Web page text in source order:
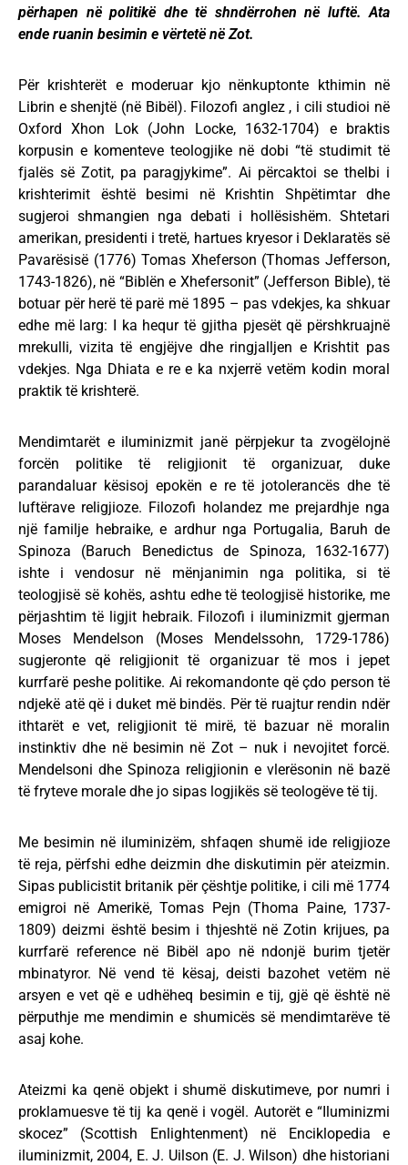
përhapen në politikë dhe të shndërrohen në luftë. Ata
ende ruanin besimin e vërtetë në Zot.
Për krishterët e moderuar kjo nënkuptonte kthimin në
Librin e shenjtë (në Bibël). Filozofi anglez , i cili studioi në
Oxford Xhon Lok (John Locke, 1632-1704) e braktis
korpusin e komenteve teologjike në dobi “të studimit të
fjalës së Zotit, pa paragjykime”. Ai përcaktoi se thelbi i
krishterimit është besimi në Krishtin Shpëtimtar dhe
sugjeroi shmangien nga debati i hollësishëm. Shtetari
amerikan, presidenti i tretë, hartues kryesor i Deklaratës së
Pavarësisë (1776) Tomas Xheferson (Thomas Jefferson,
1743-1826), në “Biblën e Xhefersonit” (Jefferson Bible), të
botuar për herë të parë më 1895 – pas vdekjes, ka shkuar
edhe më larg: I ka hequr të gjitha pjesët që përshkruajnë
mrekulli, vizita të engjëjve dhe ringjalljen e Krishtit pas
vdekjes. Nga Dhiata e re e ka nxjerrë vetëm kodin moral
praktik të krishterë.
Mendimtarët e iluminizmit janë përpjekur ta zvogëlojnë
forcën politike të religjionit të organizuar, duke
parandaluar kësisoj epokën e re të jotolerancës dhe të
luftërave religjioze. Filozofi holandez me prejardhje nga
një familje hebraike, e ardhur nga Portugalia, Baruh de
Spinoza (Baruch Benedictus de Spinoza, 1632-1677)
ishte i vendosur në mënjanimin nga politika, si të
teologjisë së kohës, ashtu edhe të teologjisë historike, me
përjashtim të ligjit hebraik. Filozofi i iluminizmit gjerman
Moses Mendelson (Moses Mendelssohn, 1729-1786)
sugjeronte që religjionit të organizuar të mos i jepet
kurrfarë peshe politike. Ai rekomandonte që çdo person të
ndjekë atë që i duket më bindës. Për të ruajtur rendin ndër
ithtarët e vet, religjionit të mirë, të bazuar në moralin
instinktiv dhe në besimin në Zot – nuk i nevojitet forcë.
Mendelsoni dhe Spinoza religjionin e vlerësonin në bazë
të fryteve morale dhe jo sipas logjikës së teologëve të tij.
Me besimin në iluminizëm, shfaqen shumë ide religjioze
të reja, përfshi edhe deizmin dhe diskutimin për ateizmin.
Sipas publicistit britanik për çështje politike, i cili më 1774
emigroi në Amerikë, Tomas Pejn (Thoma Paine, 1737-
1809) deizmi është besim i thjeshtë në Zotin krijues, pa
kurrfarë reference në Bibël apo në ndonjë burim tjetër
mbinatyror. Në vend të kësaj, deisti bazohet vetëm në
arsyen e vet që e udhëheq besimin e tij, gjë që është në
përputhje me mendimin e shumicës së mendimtarëve të
asaj kohe.
Ateizmi ka qenë objekt i shumë diskutimeve, por numri i
proklamuesve të tij ka qenë i vogël. Autorët e “Iluminizmi
skocez” (Scottish Enlightenment) në Enciklopedia e
iluminizmit, 2004, E. J. Uilson (E. J. Wilson) dhe historiani